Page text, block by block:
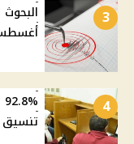
3
4
تنسيق الجامعات